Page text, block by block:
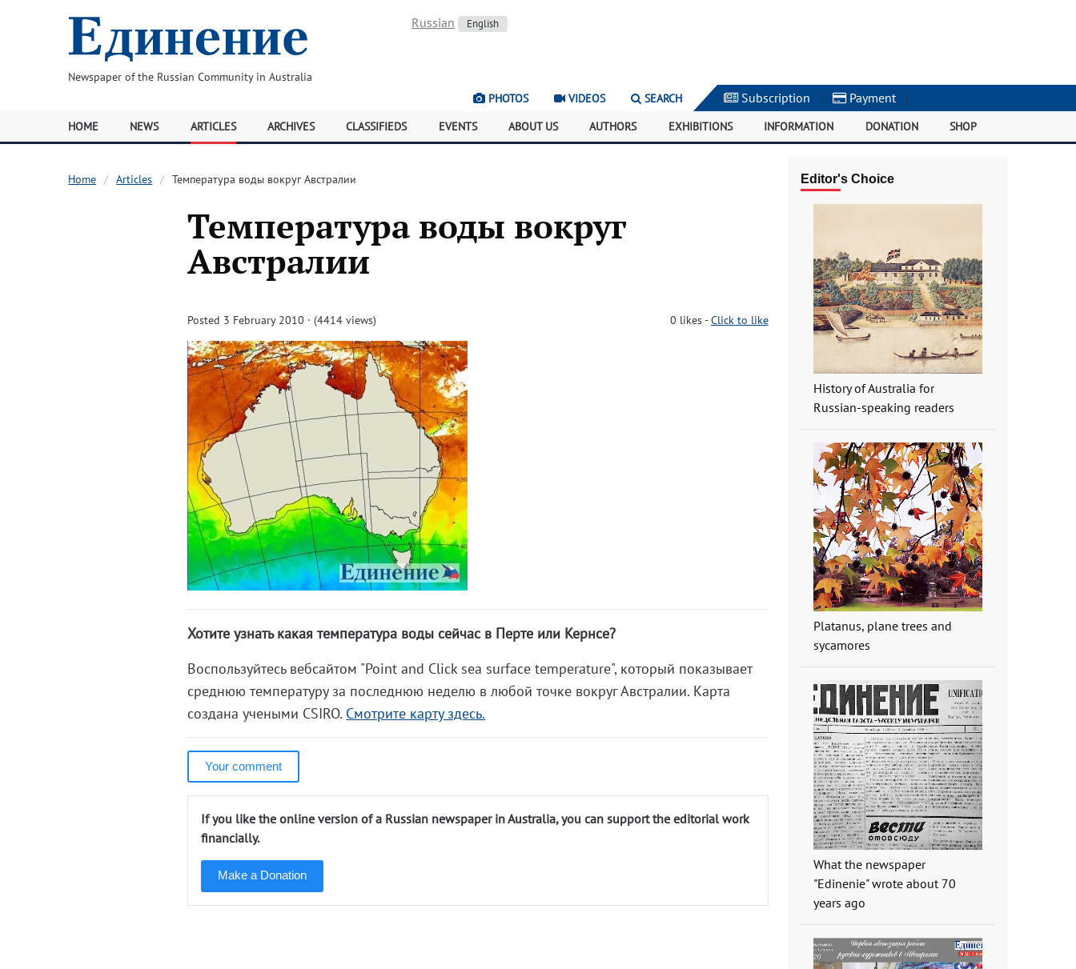
Newspaper of the Russian Community in Australia
Russian English
PHOTOS VIDEOS SEARCH Subscription | Payment |
HOME NEWS ARTICLES ARCHIVES CLASSIFIEDS EVENTS ABOUT US AUTHORS EXHIBITIONS INFORMATION DONATION SHOP
Home Articles Температура воды вокруг Австралии
Температура воды вокруг
Австралии
Posted 3 February 2010 · (4414 views) 0 likes-Click to like
Хотите узнать какая температура воды сейчас в Перте или Кернсе?
Воспользуйтесь вебсайтом "Point and Click sea surface temperature", который показывает
среднюю температуру за последнюю неделю в любой точке вокруг Австралии. Карта
создана учеными CSIRO. Смотрите карту здесь.
Your comment
If you like the online version of a Russian newspaper in Australia, you can support the editorial work
financially.
Make a Donation
Editor's Choice
History of Australia for
Russian-speaking readers
Platanus, plane trees and
sycamores
What the newspaper
"Edinenie" wrote about 70
years ago